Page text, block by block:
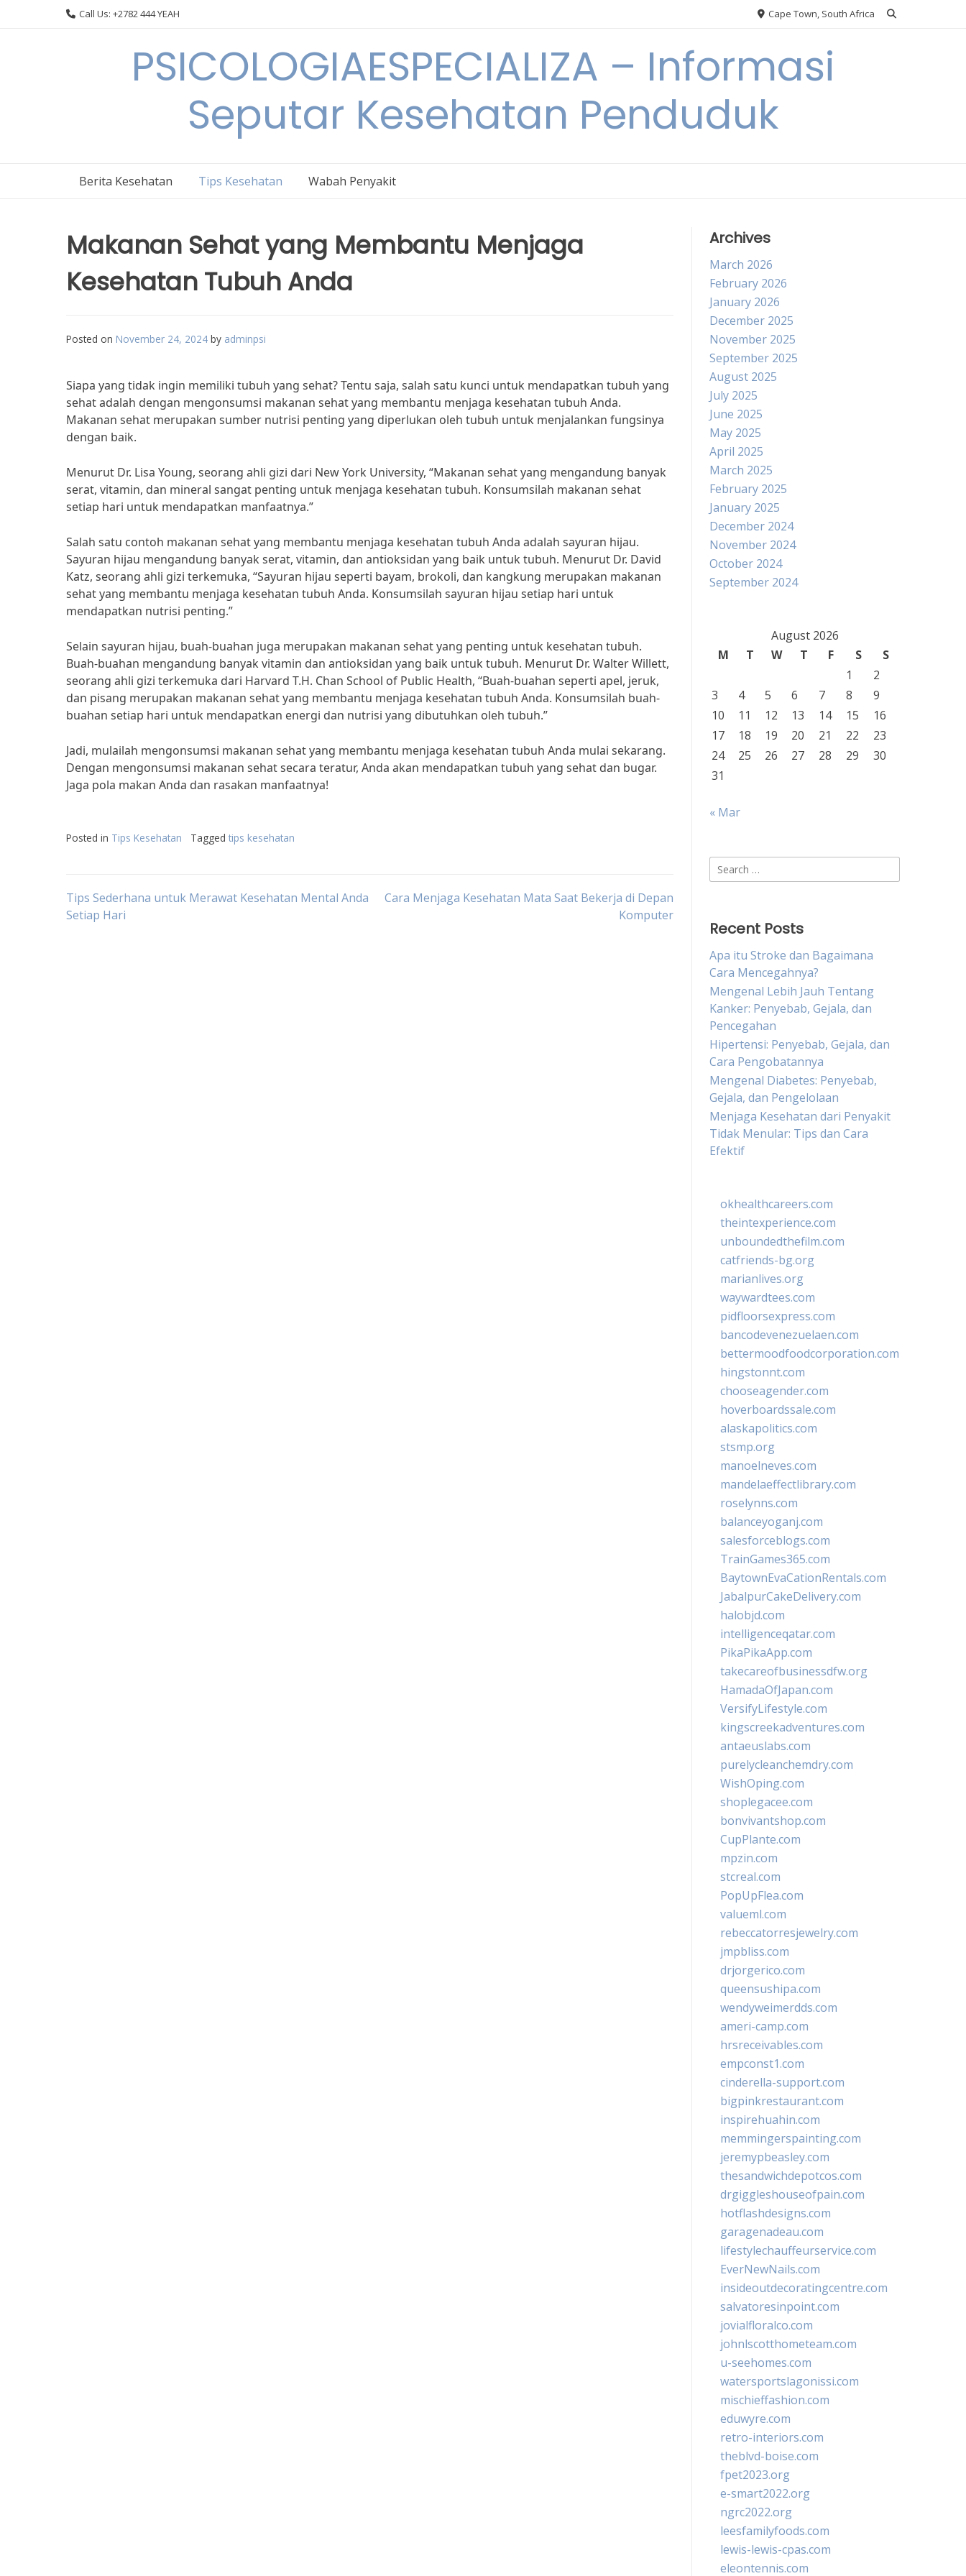
Call Us: +2782 444 YEAH Cape Town, South Africa
PSICOLOGIAESPECIALIZA – Informasi
Seputar Kesehatan Penduduk
Berita Kesehatan Tips Kesehatan Wabah Penyakit
Makanan Sehat yang Membantu Menjaga
Kesehatan Tubuh Anda
Posted on November 24, 2024 by adminpsi
Siapa yang tidak ingin memiliki tubuh yang sehat? Tentu saja, salah satu kunci untuk mendapatkan tubuh yang
sehat adalah dengan mengonsumsi makanan sehat yang membantu menjaga kesehatan tubuh Anda.
Makanan sehat merupakan sumber nutrisi penting yang diperlukan oleh tubuh untuk menjalankan fungsinya
dengan baik.
Menurut Dr. Lisa Young, seorang ahli gizi dari New York University, “Makanan sehat yang mengandung banyak
serat, vitamin, dan mineral sangat penting untuk menjaga kesehatan tubuh. Konsumsilah makanan sehat
setiap hari untuk mendapatkan manfaatnya.”
Salah satu contoh makanan sehat yang membantu menjaga kesehatan tubuh Anda adalah sayuran hijau.
Sayuran hijau mengandung banyak serat, vitamin, dan antioksidan yang baik untuk tubuh. Menurut Dr. David
Katz, seorang ahli gizi terkemuka, “Sayuran hijau seperti bayam, brokoli, dan kangkung merupakan makanan
sehat yang membantu menjaga kesehatan tubuh Anda. Konsumsilah sayuran hijau setiap hari untuk
mendapatkan nutrisi penting.”
Selain sayuran hijau, buah-buahan juga merupakan makanan sehat yang penting untuk kesehatan tubuh.
Buah-buahan mengandung banyak vitamin dan antioksidan yang baik untuk tubuh. Menurut Dr. Walter Willett,
seorang ahli gizi terkemuka dari Harvard T.H. Chan School of Public Health, “Buah-buahan seperti apel, jeruk,
dan pisang merupakan makanan sehat yang membantu menjaga kesehatan tubuh Anda. Konsumsilah buah-
buahan setiap hari untuk mendapatkan energi dan nutrisi yang dibutuhkan oleh tubuh.”
Jadi, mulailah mengonsumsi makanan sehat yang membantu menjaga kesehatan tubuh Anda mulai sekarang.
Dengan mengonsumsi makanan sehat secara teratur, Anda akan mendapatkan tubuh yang sehat dan bugar.
Jaga pola makan Anda dan rasakan manfaatnya!
Posted in Tips Kesehatan Tagged tips kesehatan
Post
Tips Sederhana untuk Merawat Kesehatan Mental Anda
Setiap Hari
Cara Menjaga Kesehatan Mata Saat Bekerja di Depan
Komputer
Archives
March 2026
February 2026
January 2026
December 2025
November 2025
September 2025
August 2025
July 2025
June 2025
May 2025
April 2025
March 2025
February 2025
January 2025
December 2024
November 2024
October 2024
September 2024
August 2026
M
T W T F S
S
1
2
3
4 5 6 7 8
9
10
11 12 13 14 15
16
17
18 19 20 21 22
23
24
25 26 27 28 29
30
31
« Mar
Search
for:
Recent Posts
Apa itu Stroke dan Bagaimana
Cara Mencegahnya?
Mengenal Lebih Jauh Tentang
Kanker: Penyebab, Gejala, dan
Pencegahan
Hipertensi: Penyebab, Gejala, dan
Cara Pengobatannya
Mengenal Diabetes: Penyebab,
Gejala, dan Pengelolaan
Menjaga Kesehatan dari Penyakit
Tidak Menular: Tips dan Cara
Efektif
okhealthcareers.com
theintexperience.com
unboundedthefilm.com
catfriends-bg.org
marianlives.org
waywardtees.com
pidfloorsexpress.com
bancodevenezuelaen.com
bettermoodfoodcorporation.com
hingstonnt.com
chooseagender.com
hoverboardssale.com
alaskapolitics.com
stsmp.org
manoelneves.com
mandelaeffectlibrary.com
roselynns.com
balanceyoganj.com
salesforceblogs.com
TrainGames365.com
BaytownEvaCationRentals.com
JabalpurCakeDelivery.com
halobjd.com
intelligenceqatar.com
PikaPikaApp.com
takecareofbusinessdfw.org
HamadaOfJapan.com
VersifyLifestyle.com
kingscreekadventures.com
antaeuslabs.com
purelycleanchemdry.com
WishOping.com
shoplegacee.com
bonvivantshop.com
CupPlante.com
mpzin.com
stcreal.com
PopUpFlea.com
valueml.com
rebeccatorresjewelry.com
jmpbliss.com
drjorgerico.com
queensushipa.com
wendyweimerdds.com
ameri-camp.com
hrsreceivables.com
empconst1.com
cinderella-support.com
bigpinkrestaurant.com
inspirehuahin.com
memmingerspainting.com
jeremypbeasley.com
thesandwichdepotcos.com
drgiggleshouseofpain.com
hotflashdesigns.com
garagenadeau.com
lifestylechauffeurservice.com
EverNewNails.com
insideoutdecoratingcentre.com
salvatoresinpoint.com
jovialfloralco.com
johnlscotthometeam.com
u-seehomes.com
watersportslagonissi.com
mischieffashion.com
eduwyre.com
retro-interiors.com
theblvd-boise.com
fpet2023.org
e-smart2022.org
ngrc2022.org
leesfamilyfoods.com
lewis-lewis-cpas.com
eleontennis.com